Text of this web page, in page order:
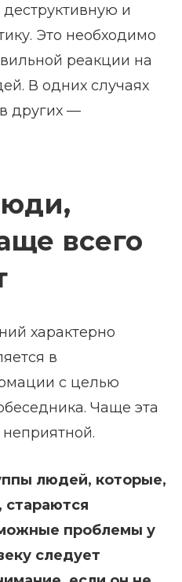
и
Это необходимо
реакции на
В одних случаях
других —
всего
характерно
в
с целью
Чаще эта
людей, которые,
стараются
проблемы у
следует